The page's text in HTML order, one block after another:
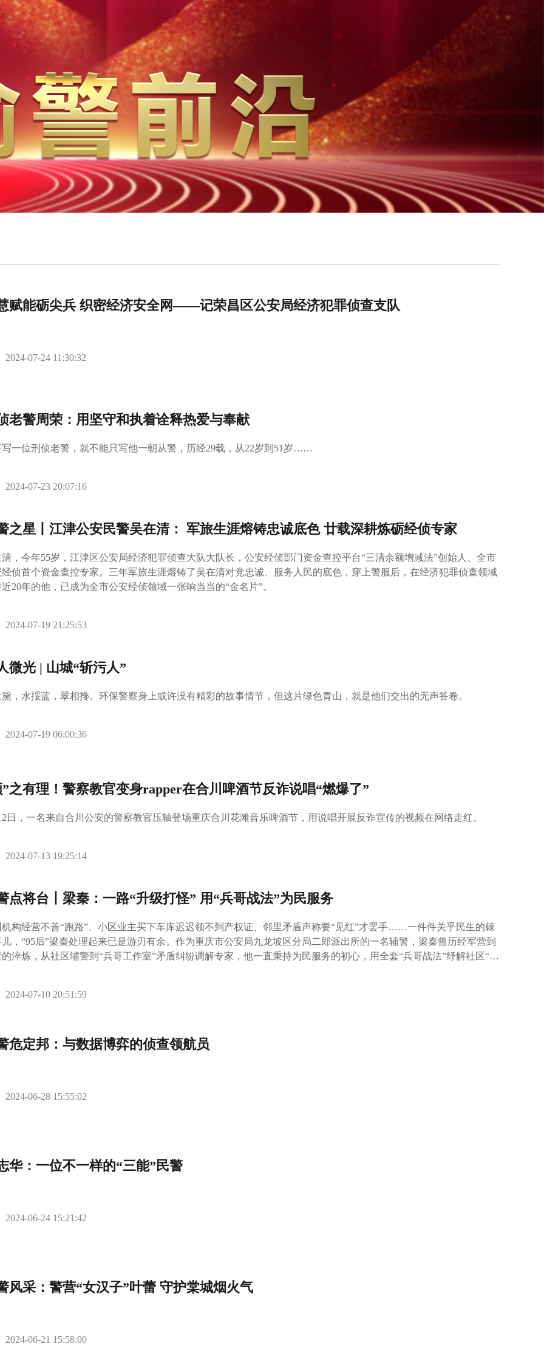
赋能砺尖兵 织密经济安全网——记荣昌区公安局经济犯罪侦查支队
2024-07-24 11:30:32
老警周荣：用坚守和执着诠释热爱与奉献
写一位刑侦老警，就不能只写他一朝从警，历经29载，从22岁到51岁……
2024-07-23 20:07:16
之星丨江津公安民警吴在清： 军旅生涯熔铸忠诚底色 廿载深耕炼砺经侦专家
，今年55岁，江津区公安局经济犯罪侦查大队大队长，公安经侦部门资金查控平台“三清余额增减法”创始人、全市
侦首个资金查控专家。三年军旅生涯熔铸了吴在清对党忠诚、服务人民的底色，穿上警服后，在经济犯罪侦查领域
20年的他，已成为全市公安经侦领域一张响当当的“金名片”。
2024-07-19 21:25:53
微光 | 山城“斩污人”
，水挼蓝，翠相搀。环保警察身上或许没有精彩的故事情节，但这片绿色青山，就是他们交出的无声答卷。
2024-07-19 06:00:36
”之有理！警察教官变身rapper在合川啤酒节反诈说唱“燃爆了”
日，一名来自合川公安的警察教官压轴登场重庆合川花滩音乐啤酒节，用说唱开展反诈宣传的视频在网络走红。
2024-07-13 19:25:14
点将台丨梁秦：一路“升级打怪” 用“兵哥战法”为民服务
机构经营不善“跑路”、小区业主买下车库迟迟领不到产权证、邻里矛盾声称要“见红”才罢手……一件件关乎民生的棘
，“95后”梁秦处理起来已是游刃有余。作为重庆市公安局九龙坡区分局二郎派出所的一名辅警，梁秦曾历经军营到
淬炼，从社区辅警到“兵哥工作室”矛盾纠纷调解专家，他一直秉持为民服务的初心，用全套“兵哥战法”纾解社区“一
2024-07-10 20:51:59
危定邦：与数据博弈的侦查领航员
2024-06-28 15:55:02
华：一位不一样的“三能”民警
2024-06-24 15:21:42
风采：警营“女汉子”叶蕾 守护棠城烟火气
2024-06-21 15:58:00